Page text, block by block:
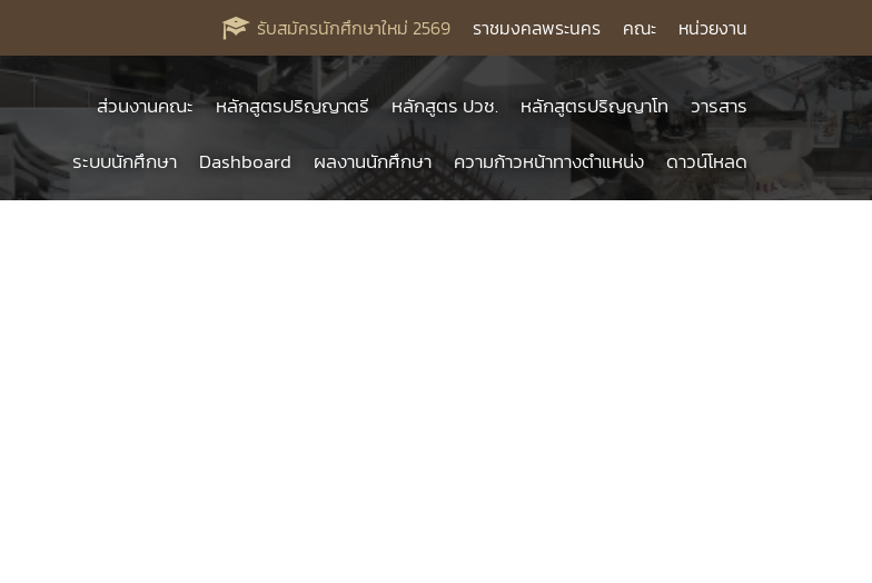
รับสมัครนักศึกษาใหม่ 2569 ราชมงคลพระนคร คณะ หน่วยงาน
ส่วนงานคณะ หลักสูตรปริญญาตรี หลักสูตร ปวช. หลักสูตรปริญญาโท
วารสาร
ระบบนักศึกษา
Dashboard ผลงานนักศึกษา ความก้าวหน้าทางตำแหน่ง ดาวน์โหลด